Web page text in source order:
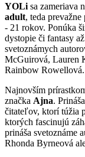
YOLi sa zameriava
adult, teda
- 21 rokov. Ponúka
dystopie či fantasy
svetoznámych
McGuirová, Lauren
Rainbow Rowellová.
Najnovším
značka Ajna.
čitateľov, ktorí túžia
ktorých fascinujú
prináša svetoznáme
Rhonda Byrneová